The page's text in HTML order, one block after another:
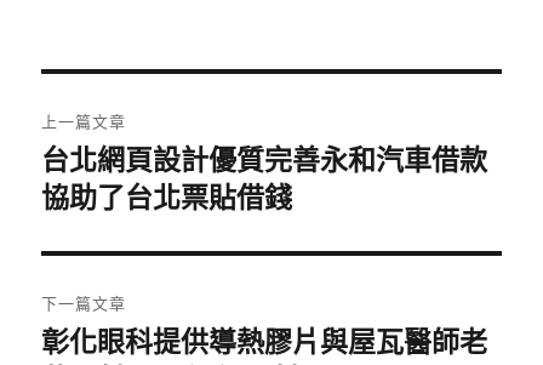
章
導
覽
上一篇文章
上
一
文
章:
台北網頁設計優質完善永和汽車借款
協助了台北票貼借錢
下一篇文章
下
彰化眼科提供導熱膠片與屋瓦醫師老